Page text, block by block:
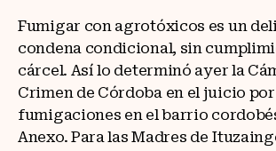
Fumigar con agrotóxicos es un
condena condicional, sin
cárcel. Así lo determinó ayer la
Crimen de Córdoba en el juicio por
fumigaciones en el barrio
Anexo. Para las Madres de